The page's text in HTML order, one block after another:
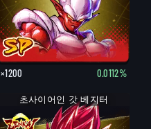
×1200 0.0112%
초사이어인 베지터
초사이어인 갓 베지터